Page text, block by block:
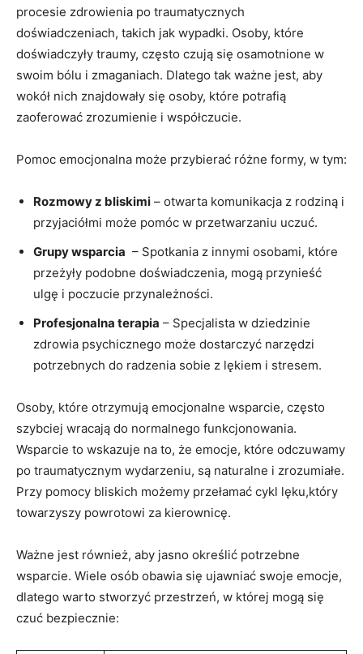
procesie zdrowienia po​ traumatycznych
doświadczeniach,‌ takich jak⁢ wypadki. Osoby, które
doświadczyły traumy,‍ często czują się osamotnione w
swoim ⁤bólu ⁢i zmaganiach. Dlatego ⁢tak ważne jest, ⁣aby
wokół ⁣nich znajdowały⁢ się osoby, które potrafią
zaoferować zrozumienie i ‍współczucie.
Pomoc​ emocjonalna może przybierać różne formy, w‍ tym:
Rozmowy z bliskimi – otwarta ⁤komunikacja z rodziną i
przyjaciółmi może pomóc w ⁢przetwarzaniu uczuć.
Grupy wsparcia ⁢ – Spotkania z⁢ innymi osobami, które
przeżyły ⁢podobne doświadczenia, mogą przynieść
ulgę i poczucie przynależności.
Profesjonalna terapia ⁢– Specjalista w dziedzinie
zdrowia ‍psychicznego‍ może dostarczyć narzędzi
potrzebnych do radzenia sobie z lękiem i stresem.
Osoby, które otrzymują emocjonalne⁢ wsparcie, ‍często
szybciej wracają do ⁤normalnego ⁢funkcjonowania.
Wsparcie to wskazuje na to, że emocje, które odczuwamy
po traumatycznym wydarzeniu, są naturalne ⁤i zrozumiałe.
Przy pomocy bliskich możemy przełamać cykl lęku,który
towarzyszy powrotowi za kierownicę.
Ważne jest również, aby jasno określić‌ potrzebne⁢
wsparcie. ⁢Wiele osób obawia się ujawniać swoje emocje,
dlatego warto⁣ stworzyć⁤ przestrzeń, w‍ której mogą się
czuć bezpiecznie: